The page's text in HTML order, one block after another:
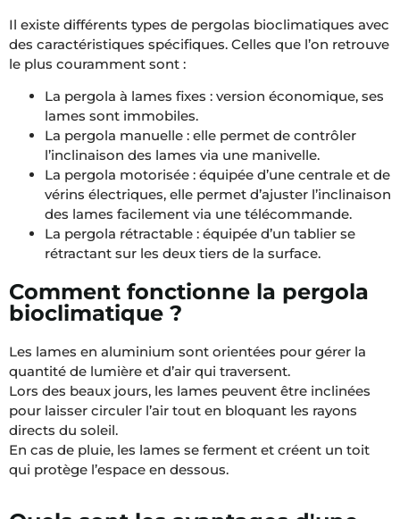
Il existe différents types de pergolas bioclimatiques avec
des caractéristiques spécifiques. Celles que l’on retrouve
le plus couramment sont :
La pergola à lames fixes : version économique, ses
lames sont immobiles.
La pergola manuelle : elle permet de contrôler
l’inclinaison des lames via une manivelle.
La pergola motorisée : équipée d’une centrale et de
vérins électriques, elle permet d’ajuster l’inclinaison
des lames facilement via une télécommande.
La pergola rétractable : équipée d’un tablier se
rétractant sur les deux tiers de la surface.
Comment fonctionne la pergola
bioclimatique ?
Les lames en aluminium sont orientées pour gérer la
quantité de lumière et d’air qui traversent.
Lors des beaux jours, les lames peuvent être inclinées
pour laisser circuler l’air tout en bloquant les rayons
directs du soleil.
En cas de pluie, les lames se ferment et créent un toit
qui protège l’espace en dessous.